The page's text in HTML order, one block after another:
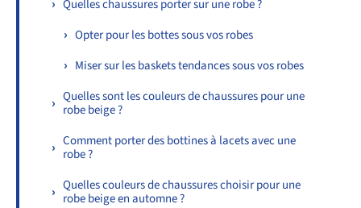
Quelles chaussures porter sur une robe ?
Opter pour les bottes sous vos robes
Miser sur les baskets tendances sous vos robes
Quelles sont les couleurs de chaussures pour une
robe beige ?
Comment porter des bottines à lacets avec une
robe ?
Quelles couleurs de chaussures choisir pour une
robe beige en automne ?